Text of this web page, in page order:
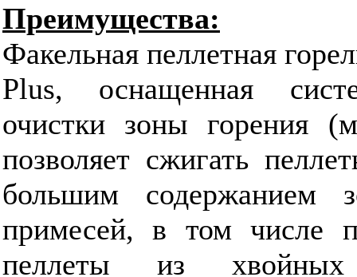
Преимущества:
Факельная пеллетная
Plus, оснащенная
очистки зоны горения
позволяет сжигать
большим содержанием
примесей, в том числе
пеллеты из